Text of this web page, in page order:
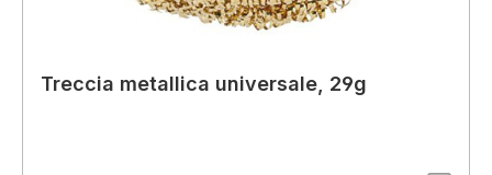
Treccia metallica universale, 29g